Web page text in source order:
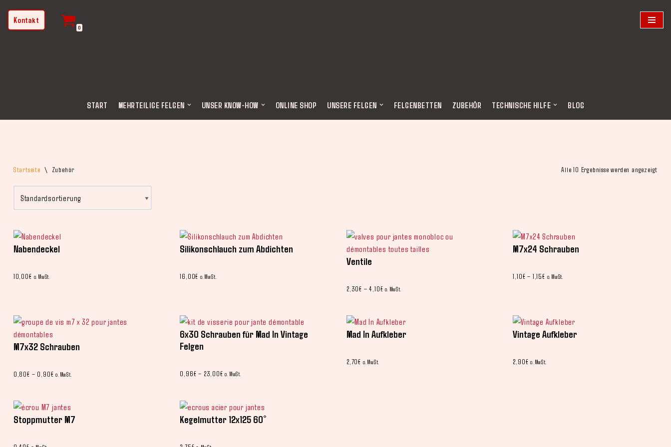
Zum
Kontakt
0
START MEHRTEILIGE FELGEN UNSER KNOW-HOW ONLINE SHOP UNSERE FELGEN FELGENBETTEN ZUBEHÖR TECHNISCHE HILFE BLOG
Startseite \ Zubehör Alle 10 Ergebnisse werden angezeigt
Nabendeckel
10,00€ o. MwSt.
Silikonschlauch zum Abdichten
16,00€ o. MwSt.
Ventile
2,30€ –4,10€ o. MwSt.
M7x24 Schrauben
1,10€ – 1,15€ o. MwSt.
M7x32 Schrauben
0,80€ – 0,90€ o. MwSt.
6x30 Schrauben für Mad In Vintage
Felgen
0,96€ – 23,00€ o. MwSt.
Mad In Aufkleber
2,70€ o. MwSt.
Vintage Aufkleber
2,90€ o. MwSt.
Stoppmutter M7 Kegelmutter 12x125 60°